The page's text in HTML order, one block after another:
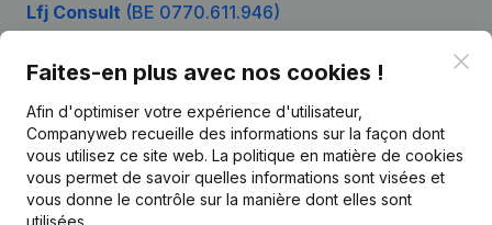
Lfj Consult (BE 0770.611.946)
Faites-en plus avec nos cookies !
Afin d'optimiser votre expérience d'utilisateur,
Companyweb recueille des informations sur la façon dont
vous utilisez ce site web. La politique en matière de cookies
vous permet de savoir quelles informations sont visées et
vous donne le contrôle sur la manière dont elles sont
utilisées.
Français
Informations d’entreprise
Monitoring